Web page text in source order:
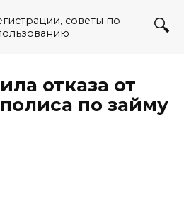
советы по
отказа от
по займу